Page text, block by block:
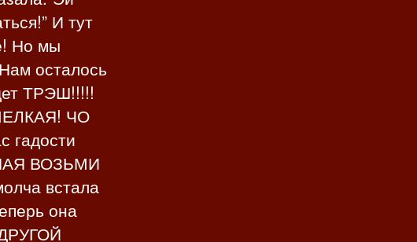
И тут
Но мы
осталось
ТРЭШ!!!!!
ЧО
гадости
ВОЗЬМИ
встала
она